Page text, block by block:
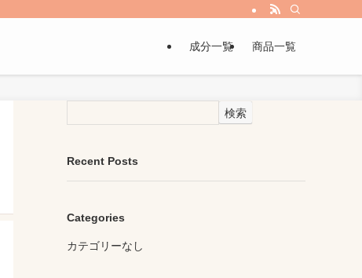
成分一覧 商品一覧
検索
Recent Posts
Categories
カテゴリーなし